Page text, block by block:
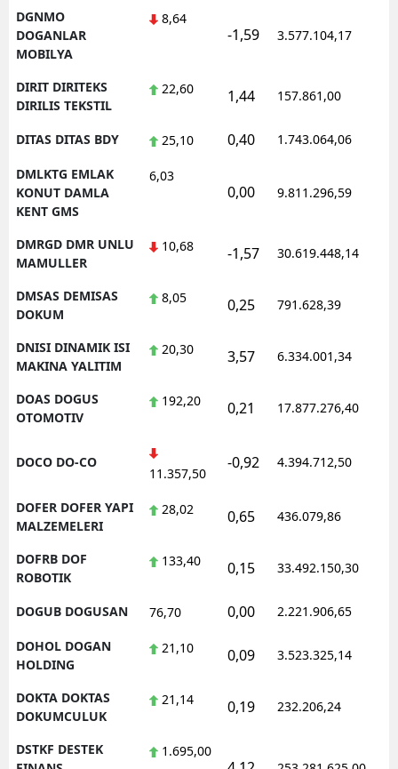
DGNMO
DOGANLAR
MOBILYA
8,64
-1,59 3.577.104,17
DIRIT DIRITEKS
DIRILIS TEKSTIL
22,60 1,44 157.861,00
DITAS DITAS BDY 25,10 0,40 1.743.064,06
DMLKTG EMLAK
KONUT DAMLA
KENT GMS
6,03
0,00 9.811.296,59
DMRGD DMR UNLU
MAMULLER
10,68 -1,57 30.619.448,14
DMSAS DEMISAS
DOKUM
8,05 0,25 791.628,39
DNISI DINAMIK ISI
MAKINA YALITIM
20,30 3,57 6.334.001,34
DOAS DOGUS
OTOMOTIV
192,20 0,21 17.877.276,40
DOCO DO-CO
11.357,50
-0,92 4.394.712,50
DOFER DOFER YAPI
MALZEMELERI
28,02 0,65 436.079,86
DOFRB DOF
ROBOTIK
133,40 0,15 33.492.150,30
DOGUB DOGUSAN 76,70 0,00 2.221.906,65
DOHOL DOGAN
HOLDING
21,10 0,09 3.523.325,14
DOKTA DOKTAS
DOKUMCULUK
21,14 0,19 232.206,24
DSTKF DESTEK
1.695,00